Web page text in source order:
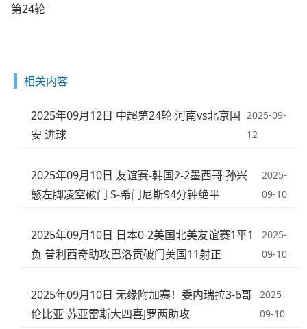
第24轮
相关内容
2025年09月12日 中超第24轮 河南vs北京国
安 进球
2025-09-
12
2025年09月10日 友谊赛-韩国2-2墨西哥 孙兴
慜左脚凌空破门 S-希门尼斯94分钟绝平
2025-
09-10
2025年09月10日 日本0-2美国北美友谊赛1平1
负 普利西奇助攻巴洛贡破门美国11射正
2025-
09-10
2025年09月10日 无缘附加赛！委内瑞拉3-6哥
伦比亚 苏亚雷斯大四喜J罗两助攻
2025-
09-10